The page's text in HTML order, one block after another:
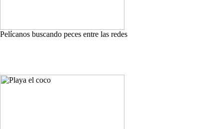
Pelícanos buscando peces entre las redes